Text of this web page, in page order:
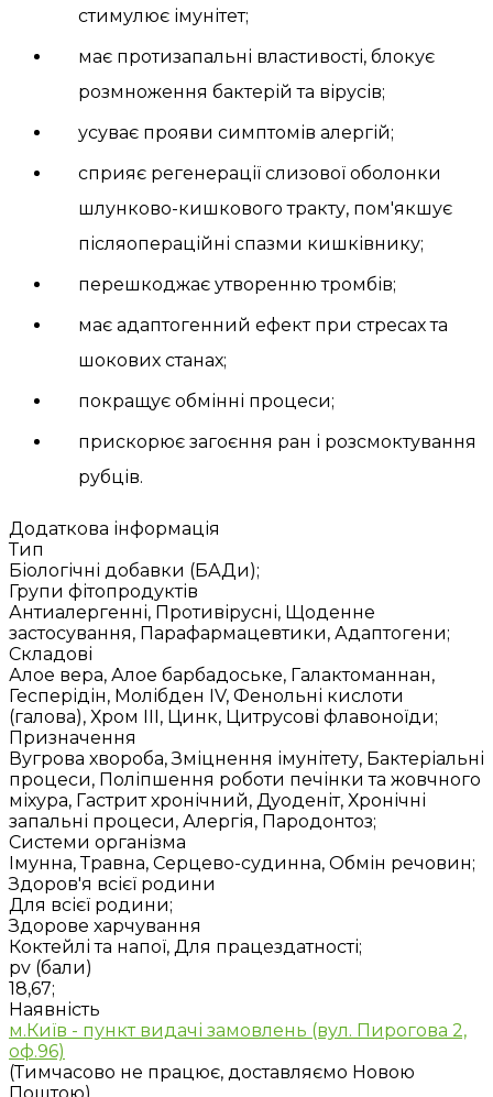
стимулює імунітет;
має протизапальні властивості, блокує
розмноження бактерій та вірусів;
усуває прояви симптомів алергій;
сприяє регенерації слизової оболонки
шлунково-кишкового тракту, пом'якшує
післяопераційні спазми кишківнику;
перешкоджає утворенню тромбів;
має адаптогенний ефект при стресах та
шокових станах;
покращує обмінні процеси;
прискорює загоєння ран і розсмоктування
рубців.
Додаткова інформація
Тип
Біологічні добавки (БАДи);
Групи фітопродуктів
Антиалергенні, Противірусні, Щоденне
застосування, Парафармацевтики, Адаптогени;
Складові
Алое вера, Алое барбадоське, Галактоманнан,
Гесперідін, Молібден IV, Фенольні кислоти
(галова), Хром ІІІ, Цинк, Цитрусові флавоноїди;
Призначення
Вугрова хвороба, Зміцнення імунітету, Бактеріальні
процеси, Поліпшення роботи печінки та жовчного
міхура, Гастрит хронічний, Дуоденіт, Хронічні
запальні процеси, Алергія, Пародонтоз;
Системи організма
Імунна, Травна, Серцево-судинна, Обмін речовин;
Здоров'я всієї родини
Для всієї родини;
Здорове харчування
Коктейлі та напої, Для працездатності;
pv (бали)
18,67;
Наявність
м.Київ - пункт видачі замовлень (вул. Пирогова 2,
оф.96)
(Тимчасово не працює, доставляємо Новою
Поштою)